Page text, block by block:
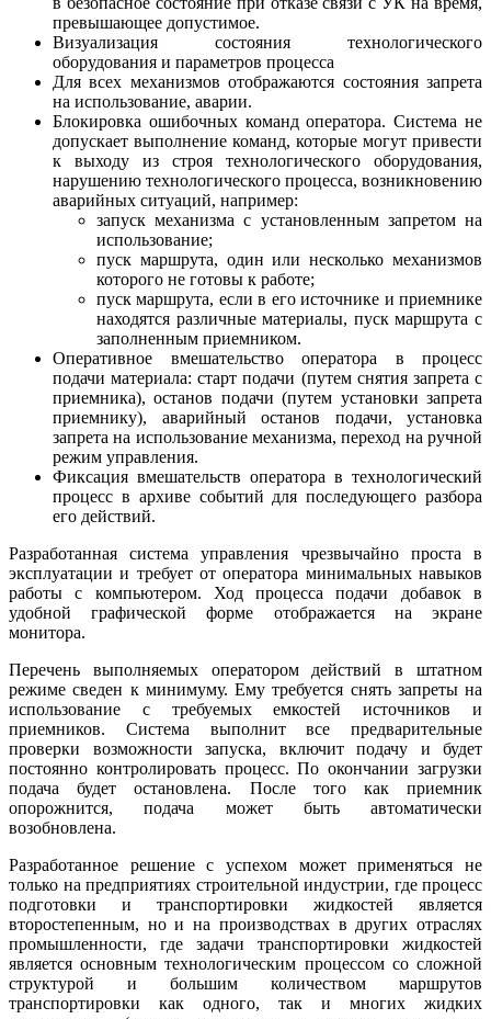
превышающее допустимое.
Визуализация состояния технологического
оборудования и параметров процесса
Для всех механизмов отображаются состояния запрета
на использование, аварии.
Блокировка ошибочных команд оператора. Система не
допускает выполнение команд, которые могут привести
к выходу из строя технологического оборудования,
нарушению технологического процесса, возникновению
аварийных ситуаций, например:
запуск механизма с установленным запретом на
использование;
пуск маршрута, один или несколько механизмов
которого не готовы к работе;
пуск маршрута, если в его источнике и приемнике
находятся различные материалы, пуск маршрута с
заполненным приемником.
Оперативное вмешательство оператора в процесс
подачи материала: старт подачи (путем снятия запрета с
приемника), останов подачи (путем установки запрета
приемнику), аварийный останов подачи, установка
запрета на использование механизма, переход на ручной
режим управления.
Фиксация вмешательств оператора в технологический
процесс в архиве событий для последующего разбора
его действий.
Разработанная система управления чрезвычайно проста в
эксплуатации и требует от оператора минимальных навыков
работы с компьютером. Ход процесса подачи добавок в
удобной графической форме отображается на экране
монитора.
Перечень выполняемых оператором действий в штатном
режиме сведен к минимуму. Ему требуется снять запреты на
использование с требуемых емкостей источников и
приемников. Система выполнит все предварительные
проверки возможности запуска, включит подачу и будет
постоянно контролировать процесс. По окончании загрузки
подача будет остановлена. После того как приемник
опорожнится, подача может быть автоматически
возобновлена.
Разработанное решение с успехом может применяться не
только на предприятиях строительной индустрии, где процесс
подготовки и транспортировки жидкостей является
второстепенным, но и на производствах в других отраслях
промышленности, где задачи транспортировки жидкостей
является основным технологическим процессом со сложной
структурой и большим количеством маршрутов
транспортировки как одного, так и многих жидких